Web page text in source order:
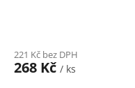
221 Kč bez DPH
268 Kč / ks